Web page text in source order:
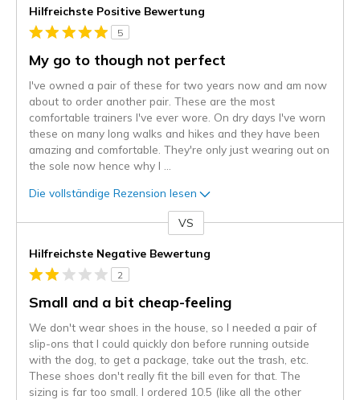
Hilfreichste Positive Bewertung
5
My go to though not perfect
I've owned a pair of these for two years now and am now
about to order another pair. These are the most
comfortable trainers I've ever wore. On dry days I've worn
these on many long walks and hikes and they have been
amazing and comfortable. They're only just wearing out on
the sole now hence why I
Die vollständige Rezension lesen
VS
Hilfreichste Negative Bewertung
2
Small and a bit cheap-feeling
We don't wear shoes in the house, so I needed a pair of
slip-ons that I could quickly don before running outside
with the dog, to get a package, take out the trash, etc.
These shoes don't really fit the bill even for that. The
sizing is far too small. I ordered 10.5 (like all the other